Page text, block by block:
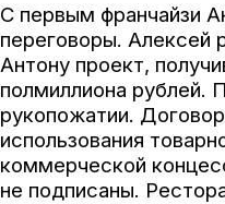
С первым франчайзи
переговоры. Алексей
Антону проект,
полмиллиона рублей.
рукопожатии.
использования
коммерческой
не подписаны.